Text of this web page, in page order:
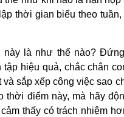
thời gian biểu theo
này là như thế nào?
hiệu quả, chắc chắn
sắp xếp công việc sao
điểm này, mà hãy
thấy có trách nhiệm